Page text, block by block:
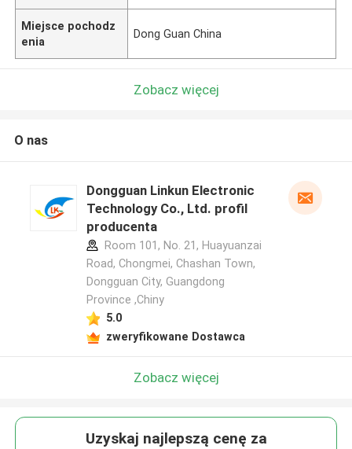
Miejsce pochodz
enia
Dong Guan China
Zobacz więcej
O nas
Dongguan Linkun Electronic
Technology Co., Ltd. profil
producenta
Room 101, No. 21, Huayuanzai
Road, Chongmei, Chashan Town,
Dongguan City, Guangdong
Province ,Chiny
5.0
zweryfikowane Dostawca
Zobacz więcej
Uzyskaj najlepszą cenę za